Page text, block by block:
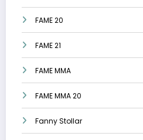
FAME 20
FAME 21
FAME MMA
FAME MMA 20
Fanny Stollar